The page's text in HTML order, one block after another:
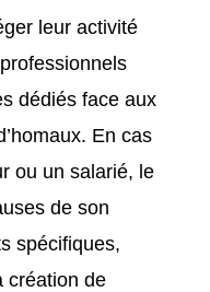
leur activité
dédiés face aux
En cas
ou un salarié, le
de son
spécifiques,
création de